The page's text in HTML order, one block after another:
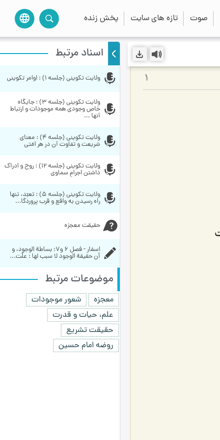
صوت تازه های سایت پخش زنده language
1
اسناد مرتبط
ولایت تکوینی (جلسه 1) : اوامر تکوینی
آنها ...
شریعت و تفاوت آن در هر امّتی
داشتن اجرامِ سماوی
راه رسیدن به واقع و قرب پروردگا...
حقیقت معجزه
أن حقيقة الوجود لا سبب لها : علّت...
موضوعات مرتبط
معجزه
شعور موجودات
علم، حیات و قدرت
حقیقت تشریع
روضه امام حسین